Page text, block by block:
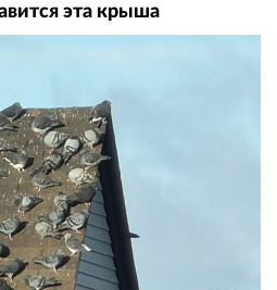
эта крыша